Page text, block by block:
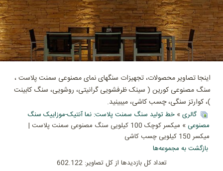
اینجا تصاویر محصولات، تجهیزات سنگهای نمای مصنوعی سمنت پلاست ،
سنگ مصنوعی کورین ( سینک ظرفشویی گرانیتی، روشویی، سنگ کابینت
)، کوارتز سنگی، چسب کاشی، میبینید.
گالری» خط تولید سنگ سمنت پلاست: نما آنتیک-موزاییک سنگ
مصنوعی
» میکسر کوچک 100 کیلویی سنگ مصنوعی سمنت پلاست |
میکسر 150 کیلویی چسب کاشی
بازگشت به مجموعه‌ها
تعداد کل بازدیدها از کل تصاویر: 602.122